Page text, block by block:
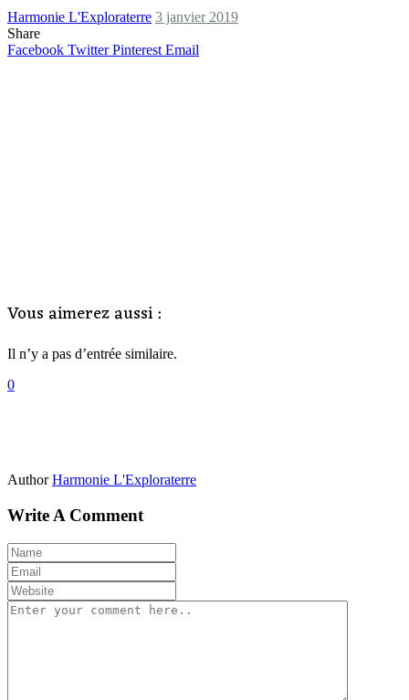
Harmonie L'Exploraterre 3 janvier 2019
Share
Facebook Twitter Pinterest Email
Vous aimerez aussi :
Il n’y a pas d’entrée similaire.
0
Author Harmonie L'Exploraterre
Write A Comment